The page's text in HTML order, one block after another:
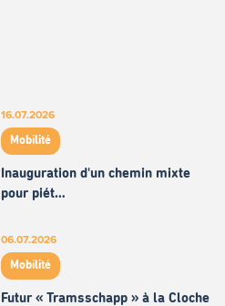
16.07.2026
Mobilité
Inauguration d'un chemin mixte
pour piét…
06.07.2026
Mobilité
Futur « Tramsschapp » à la Cloche